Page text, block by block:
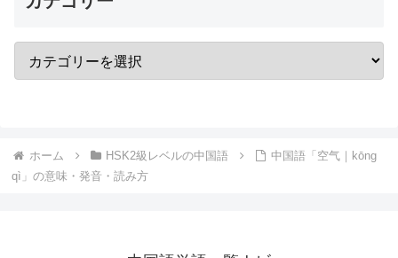
ホーム HSK2級レベルの中国語
中国語「空气｜kōng
qì」の意味・発音・読み方